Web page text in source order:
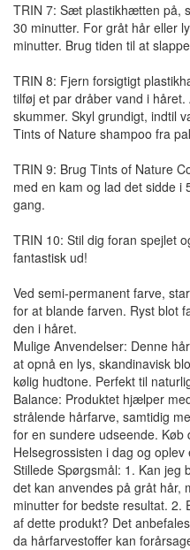
TRIN 7: Sæt plastikhætten på,
30 minutter. For gråt hår eller
minutter. Brug tiden til at
TRIN 8: Fjern forsigtigt
tilføj et par dråber vand i
skummer. Skyl grundigt, indtil
Tints of Nature shampoo fra
TRIN 9: Brug Tints of Nature
med en kam og lad det sidde i
gang.
TRIN 10: Stil dig foran spejlet
fantastisk ud!
Ved semi-permanent farve,
for at blande farven. Ryst blot
den i håret.
Mulige Anvendelser: Denne
at opnå en lys, skandinavisk
kølig hudtone. Perfekt til
Balance: Produktet hjælper
strålende hårfarve, samtidig
for en sundere udseende. Køb
Helsegrossisten i dag og
Stillede Spørgsmål: 1. Kan jeg
det kan anvendes på gråt hår,
minutter for bedste resultat. 2.
af dette produkt? Det
da hårfarvestoffer kan